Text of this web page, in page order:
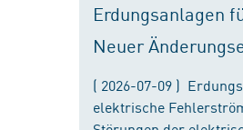
Erdungsanlagen
Neuer
( 2026-07-09 )
elektrische